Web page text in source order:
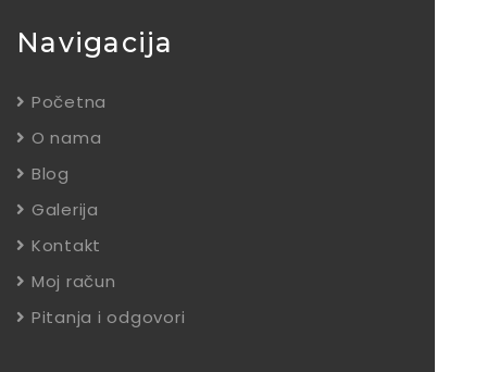
Navigacija
Početna
O nama
Blog
Galerija
Kontakt
Moj račun
Pitanja i odgovori